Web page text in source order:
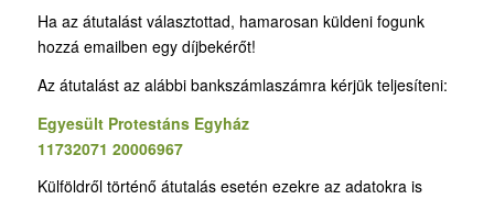
Ha az átutalást választottad, hamarosan küldeni fogunk
hozzá emailben egy díjbekérőt!
Az átutalást az alábbi bankszámlaszámra kérjük teljesíteni:
Egyesült Protestáns Egyház
11732071 20006967
Külföldről történő átutalás esetén ezekre az adatokra is